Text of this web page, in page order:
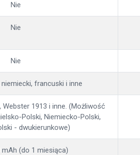
Nie
Nie
Nie
francuski i inne
Webster 1913 i inne. (Możliwość
Polski, Niemiecko-Polski,
- dwukierunkowe)
mAh (do 1 miesiąca)